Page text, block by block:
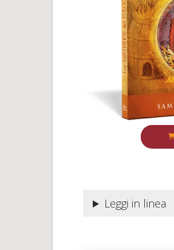
Leggi in linea